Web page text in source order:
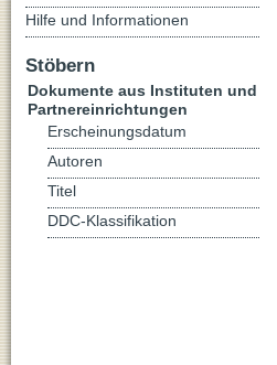
Hilfe und Informationen
Stöbern
Dokumente aus Instituten und
Partnereinrichtungen
Erscheinungsdatum
Autoren
Titel
DDC-Klassifikation